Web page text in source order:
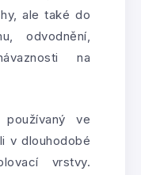
ale také do
odvodnění,
na
ve
v dlouhodobé
vrstvy.